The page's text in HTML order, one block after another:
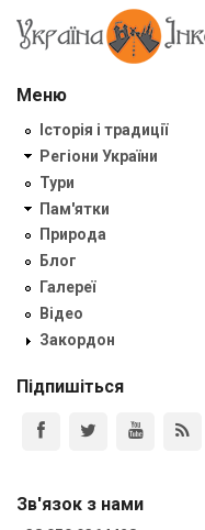
Меню
Історія і традиції
Регіони України
Тури
Пам'ятки
Природа
Блог
Галереї
Відео
Закордон
Підпишіться
Зв'язок з нами